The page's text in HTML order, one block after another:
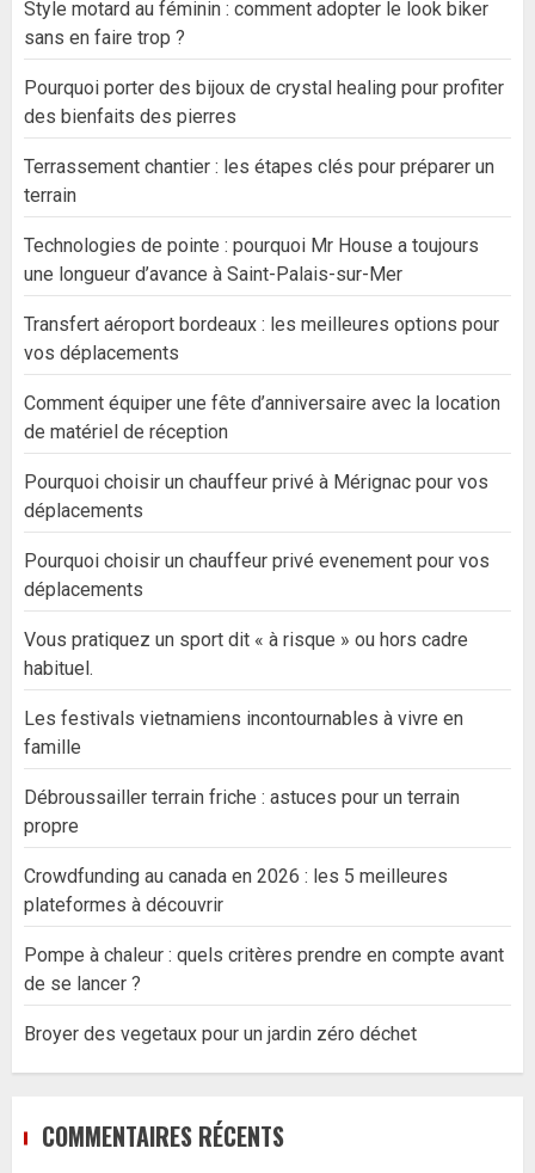
Style motard au féminin : comment adopter le look biker
sans en faire trop ?
Pourquoi porter des bijoux de crystal healing pour profiter
des bienfaits des pierres
Terrassement chantier : les étapes clés pour préparer un
terrain
Technologies de pointe : pourquoi Mr House a toujours
une longueur d’avance à Saint-Palais-sur-Mer
Transfert aéroport bordeaux : les meilleures options pour
vos déplacements
Comment équiper une fête d’anniversaire avec la location
de matériel de réception
Pourquoi choisir un chauffeur privé à Mérignac pour vos
déplacements
Pourquoi choisir un chauffeur privé evenement pour vos
déplacements
Vous pratiquez un sport dit « à risque » ou hors cadre
habituel.
Les festivals vietnamiens incontournables à vivre en
famille
Débroussailler terrain friche : astuces pour un terrain
propre
Crowdfunding au canada en 2026 : les 5 meilleures
plateformes à découvrir
Pompe à chaleur : quels critères prendre en compte avant
de se lancer ?
Broyer des vegetaux pour un jardin zéro déchet
COMMENTAIRES RÉCENTS